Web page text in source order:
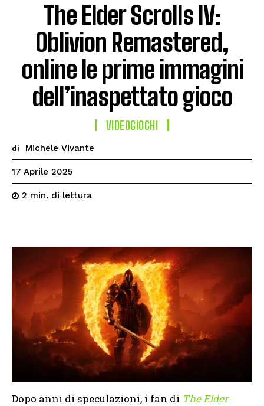
The Elder Scrolls IV:
Oblivion Remastered,
online le prime immagini
dell’inaspettato gioco
VIDEOGIOCHI
di Michele Vivante
17 Aprile 2025
2 min. di lettura
Dopo anni di speculazioni, i fan di The Elder